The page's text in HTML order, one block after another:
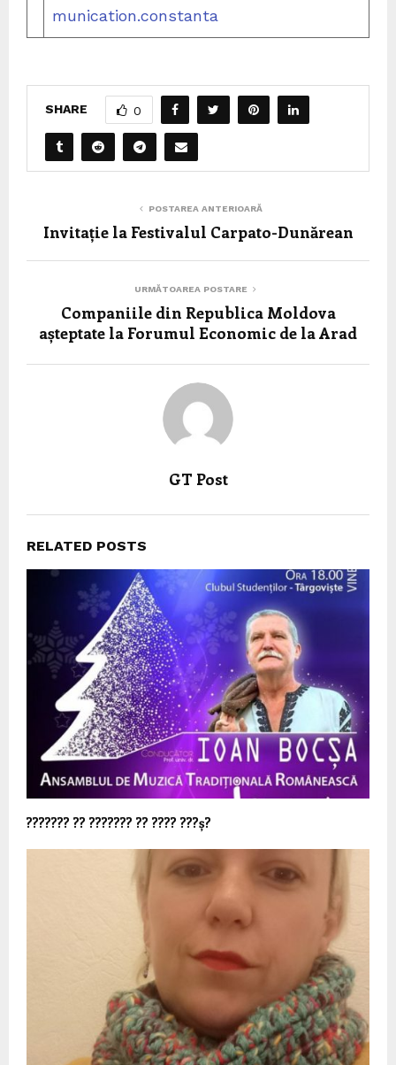
munication.constanta
SHARE 0
POSTAREA ANTERIOARĂ
Invitație la Festivalul Carpato-Dunărean
URMĂTOAREA POSTARE
Companiile din Republica Moldova
așteptate la Forumul Economic de la Arad
GT Post
RELATED POSTS
??????? ?? ??????? ?? ???? ???ș?